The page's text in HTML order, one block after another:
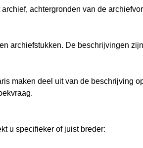
achtergronden van de
archiefstukken. De beschrijvingen
maken deel uit van de beschrijving
u specifieker of juist breder: